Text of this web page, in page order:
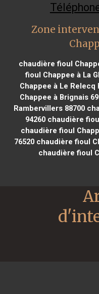
Zone
chaudière fioul
fioul Chappee à La
Chappee à Le Relecq
Chappee à Brignais
Rambervillers 88700
94260 chaudière
chaudière fioul
76520 chaudière fioul
chaudière fioul